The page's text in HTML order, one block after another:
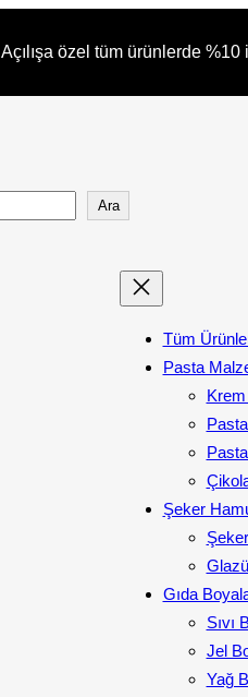
Açılışa özel tüm ürünlerde %10
Ara
Tüm
Pasta
Şeker
Gıda
Sıvı
Jel
Yağ